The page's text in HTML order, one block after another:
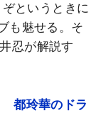
というときに
も魅せる。そ
忍が解説す
都玲華のドラ